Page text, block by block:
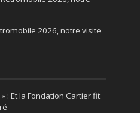
2026, notre visite
: Et la Fondation Cartier fit